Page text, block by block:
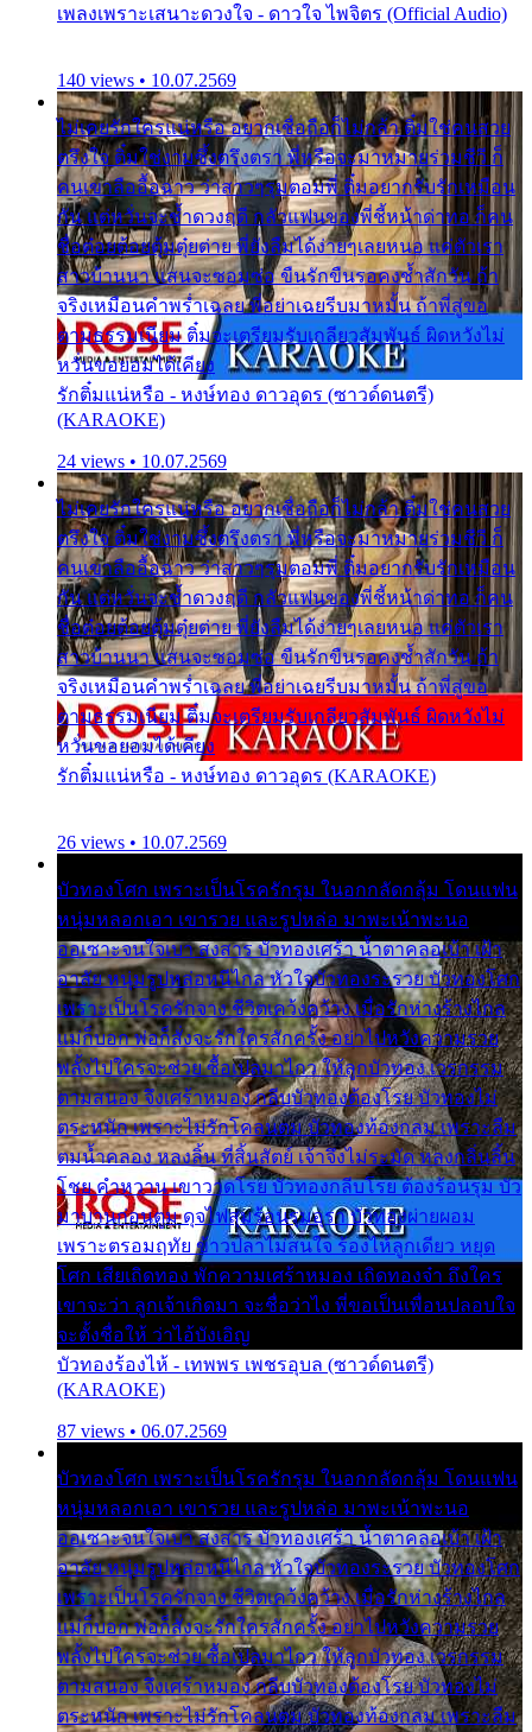
เพลงเพราะเสนาะดวงใจ - ดาวใจ ไพจิตร (Official Audio)
140 views • 10.07.2569
ไม่เคยรักใครแน่หรือ อยากเชื่อถือก็ไม่กล้า ติ๋มใช่คนสวย
ตรึงใจ ติ๋มใช่งามซึ้งตรึงตรา พี่หรือจะมาหมายร่วมชีวี ก็
คนเขาลืออื้อฉาว ว่าสาวๆรุมตอมพี่ ติ๋มอยากรับรักเหมือน
กัน แต่หวั่นจะช้ำดวงฤดี กลัวแฟนของพี่ชี้หน้าด่าทอ ก็คน
ชื่อต๋อยต้อยตุ้มตุ๋ยต่าย พี่ยังลืมได้ง่ายๆเลยหนอ แค่ตัวเรา
สาวบ้านนา แสนจะซอมซ่อ ขืนรักขืนรอคงช้ำสักวัน ถ้า
จริงเหมือนคำพร่ำเฉลย พี่อย่าเฉยรีบมาหมั้น ถ้าพี่สู่ขอ
ตามธรรมเนียม ติ๋มจะเตรียมรับเกลียวสัมพันธ์ ผิดหวังไม่
หวั่นขอยอมได้เคียง
รักติ๋มแน่หรือ - หงษ์ทอง ดาวอุดร (ซาวด์ดนตรี)
(KARAOKE)
24 views • 10.07.2569
ไม่เคยรักใครแน่หรือ อยากเชื่อถือก็ไม่กล้า ติ๋มใช่คนสวย
ตรึงใจ ติ๋มใช่งามซึ้งตรึงตรา พี่หรือจะมาหมายร่วมชีวี ก็
คนเขาลืออื้อฉาว ว่าสาวๆรุมตอมพี่ ติ๋มอยากรับรักเหมือน
กัน แต่หวั่นจะช้ำดวงฤดี กลัวแฟนของพี่ชี้หน้าด่าทอ ก็คน
ชื่อต๋อยต้อยตุ้มตุ๋ยต่าย พี่ยังลืมได้ง่ายๆเลยหนอ แค่ตัวเรา
สาวบ้านนา แสนจะซอมซ่อ ขืนรักขืนรอคงช้ำสักวัน ถ้า
จริงเหมือนคำพร่ำเฉลย พี่อย่าเฉยรีบมาหมั้น ถ้าพี่สู่ขอ
ตามธรรมเนียม ติ๋มจะเตรียมรับเกลียวสัมพันธ์ ผิดหวังไม่
หวั่นขอยอมได้เคียง
รักติ๋มแน่หรือ - หงษ์ทอง ดาวอุดร (KARAOKE)
26 views • 10.07.2569
บัวทองโศก เพราะเป็นโรครักรุม ในอกกลัดกลุ้ม โดนแฟน
หนุ่มหลอกเอา เขารวย และรูปหล่อ มาพะเน้าพะนอ
ออเซาะจนใจเบา สงสาร บัวทองเศร้า น้ำตาคลอเบ้า เฝ้า
อาลัย หนุ่มรูปหล่อหนีไกล หัวใจบัวทองระรวย บัวทองโศก
เพราะเป็นโรครักจาง ชีวิตเคว้งคว้าง เมื่อรักห่างร้างไกล
แม่ก็บอก พ่อก็สั่งจะรักใครสักครั้ง อย่าไปหวังความรวย
พลั้งไปใครจะช่วย ซื้อเปลมาไกว ให้ลูกบัวทอง เวรกรรม
ตามสนอง จึงเศร้าหมอง กลีบบัวทองต้องโรย บัวทองไม่
ตระหนัก เพราะไม่รักโคลนตม บัวทองท้องกลม เพราะลืม
ตมน้ำคลอง หลงลิ้น ที่สิ้นสัตย์ เจ้าจึงไม่ระมัด หลงกลิ่นลิ้น
โชย คำหวาน เขาวาดโรย บัวทองกลีบโรย ต้องร้อนรุม บัว
มาบานก่อนตูม ดุจไฟสุมร้อนรุมอุรา บัวทองผ่ายผอม
เพราะตรอมฤทัย ข้าวปลาไม่สนใจ ร้องไห้ลูกเดียว หยุด
โศก เสียเถิดทอง พักความเศร้าหมอง เถิดทองจ๋า ถึงใคร
เขาจะว่า ลูกเจ้าเกิดมา จะชื่อว่าไง พี่ขอเป็นเพื่อนปลอบใจ
จะตั้งชื่อให้ ว่าไอ้บังเอิญ
บัวทองร้องไห้ - เทพพร เพชรอุบล (ซาวด์ดนตรี)
(KARAOKE)
87 views • 06.07.2569
บัวทองโศก เพราะเป็นโรครักรุม ในอกกลัดกลุ้ม โดนแฟน
หนุ่มหลอกเอา เขารวย และรูปหล่อ มาพะเน้าพะนอ
ออเซาะจนใจเบา สงสาร บัวทองเศร้า น้ำตาคลอเบ้า เฝ้า
อาลัย หนุ่มรูปหล่อหนีไกล หัวใจบัวทองระรวย บัวทองโศก
เพราะเป็นโรครักจาง ชีวิตเคว้งคว้าง เมื่อรักห่างร้างไกล
แม่ก็บอก พ่อก็สั่งจะรักใครสักครั้ง อย่าไปหวังความรวย
พลั้งไปใครจะช่วย ซื้อเปลมาไกว ให้ลูกบัวทอง เวรกรรม
ตามสนอง จึงเศร้าหมอง กลีบบัวทองต้องโรย บัวทองไม่
ตระหนัก เพราะไม่รักโคลนตม บัวทองท้องกลม เพราะลืม